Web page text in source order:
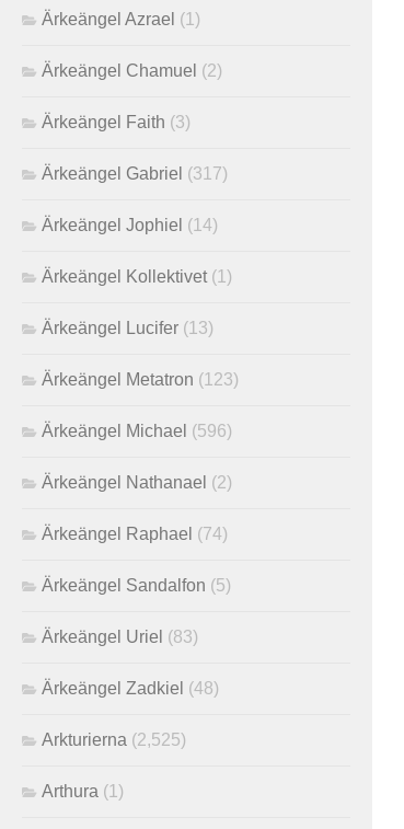
Ärkeängel Azrael (1)
Ärkeängel Chamuel (2)
Ärkeängel Faith (3)
Ärkeängel Gabriel (317)
Ärkeängel Jophiel (14)
Ärkeängel Kollektivet (1)
Ärkeängel Lucifer (13)
Ärkeängel Metatron (123)
Ärkeängel Michael (596)
Ärkeängel Nathanael (2)
Ärkeängel Raphael (74)
Ärkeängel Sandalfon (5)
Ärkeängel Uriel (83)
Ärkeängel Zadkiel (48)
Arkturierna (2,525)
Arthura (1)